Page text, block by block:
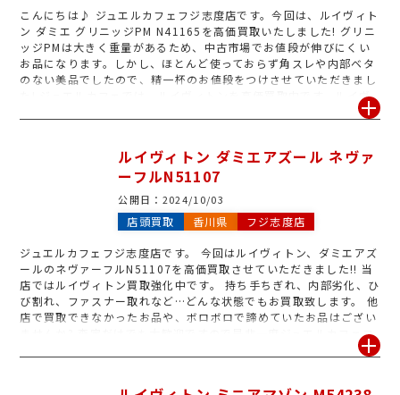
こんにちは♪ ジュエルカフェフジ志度店です。今回は、ルイヴィト
ン ダミエ グリニッジPM N41165を高価買取いたしました! グリニ
ッジPMは大きく重量があるため、中古市場でお値段が伸びにくい
お品になります。しかし、ほとんど使っておらず角スレや内部ベタ
のない美品でしたので、精一杯のお値段をつけさせていただきまし
た! ジュエルカフェでは、ルイヴィトンを高価買取中です。ルイヴ
ィトンのバッグならどんな状態でも最低保証5,000円からお買取し
ルイヴィトン ダミエアズール ネヴァ
ーフルN51107
公開日： 2024/10/03
店頭買取 香川県 フジ志度店
ジュエルカフェフジ志度店です。 今回はルイヴィトン、ダミエアズ
ールのネヴァーフルN51107を高価買取させていただきました!! 当
店ではルイヴィトン買取強化中です。 持ち手ちぎれ、内部劣化、ひ
び割れ、ファスナー取れなど…どんな状態でもお買取致します。 他
店で買取できなかったお品や、ボロボロで諦めていたお品はござい
ませんか? 査定だけでも大歓迎ですので是非一度ジュエルカフェフ
ジ志度店をご利用くださいませ。 皆様のご来店お待ちしておりま